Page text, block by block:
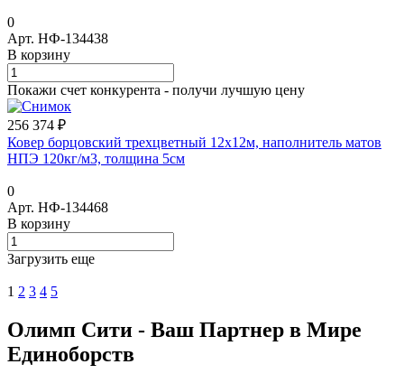
0
Арт. НФ-134438
В корзину
Покажи счет конкурента - получи лучшую цену
256 374 ₽
Ковер борцовский трехцветный 12х12м, наполнитель матов
НПЭ 120кг/м3, толщина 5см
0
Арт. НФ-134468
В корзину
Загрузить еще
1 2 3 4 5
Олимп Сити - Ваш Партнер в Мире
Единоборств